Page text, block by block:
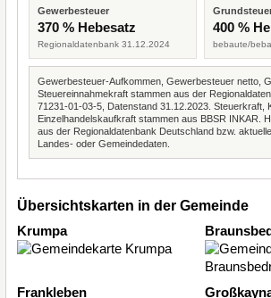
Gewerbesteuer
370 % Hebesatz
Regionaldatenbank 31.12.2024
400 %
bebaute/
Gewerbesteuer-Aufkommen, Gewerbesteuer netto,
Steuereinnahmekraft stammen aus der
71231-01-03-5, Datenstand 31.12.2023. Steuerkraft,
Einzelhandelskaufkraft stammen aus BBSR INKAR.
aus der Regionaldatenbank Deutschland bzw.
Landes- oder Gemeindedaten.
Übersichtskarten in der Gemeinde
Krumpa
Frankleben